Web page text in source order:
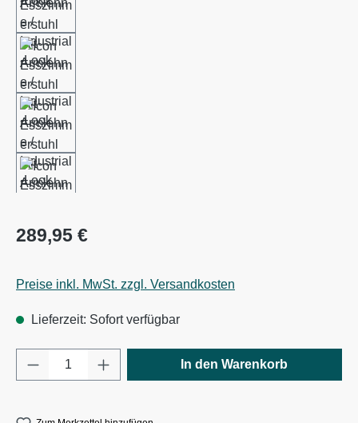
Regulärer Preis:
289,95 €
Preise inkl. MwSt. zzgl. Versandkosten
Lieferzeit: Sofort verfügbar
Produkt Anzahl: Gib den gewünschten
In den Warenkorb